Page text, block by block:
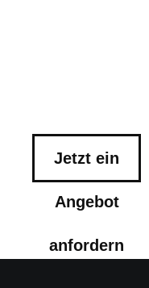
Jetzt ein
Angebot
anfordern